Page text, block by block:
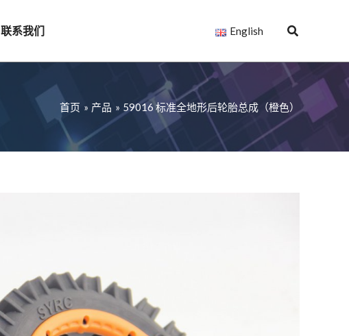
联系我们 English
首页 产品 59016 标准全地形后轮胎总成（橙色）